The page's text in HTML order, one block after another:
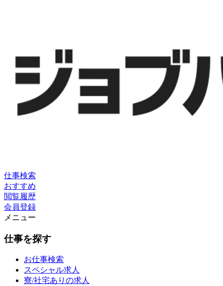
仕事検索
おすすめ
閲覧履歴
会員登録
メニュー
仕事を探す
お仕事検索
スペシャル求人
寮/社宅ありの求人